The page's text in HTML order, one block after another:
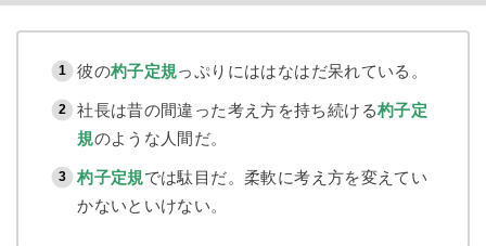
彼の杓子定規っぷりにははなはだ呆れている。
社長は昔の間違った考え方を持ち続ける杓子定
規のような人間だ。
杓子定規では駄目だ。柔軟に考え方を変えてい
かないといけない。